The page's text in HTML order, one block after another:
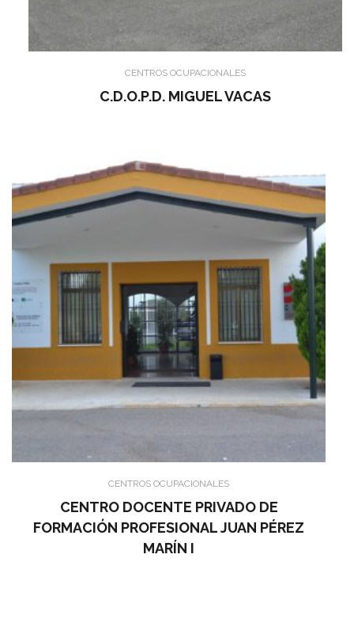
CENTROS OCUPACIONALES
C.D.O.P.D. MIGUEL VACAS
CENTROS OCUPACIONALES
CENTRO DOCENTE PRIVADO DE
FORMACIÓN PROFESIONAL JUAN PÉREZ
MARÍN I